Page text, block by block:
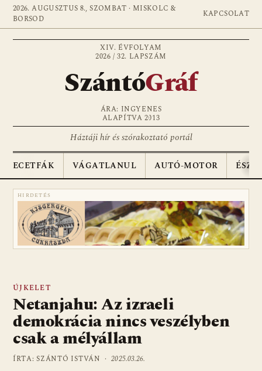
2026. AUGUSZTUS 8., SZOMBAT · MISKOLC &
BORSOD
KAPCSOLAT
XIV. ÉVFOLYAM
2026 / 32. LAPSZÁM
SzántóGráf
ÁRA: INGYENES
ALAPÍTVA 2013
Háztáji hír és szórakoztató portál
ECETFÁK VÁGATLANUL AUTÓ-MOTOR
HIRDETÉS
ÚJKELET
Netanjahu: Az izraeli
demokrácia nincs veszélyben
csak a mélyállam
ÍRTA: SZÁNTÓ ISTVÁN ·2025.03.26.